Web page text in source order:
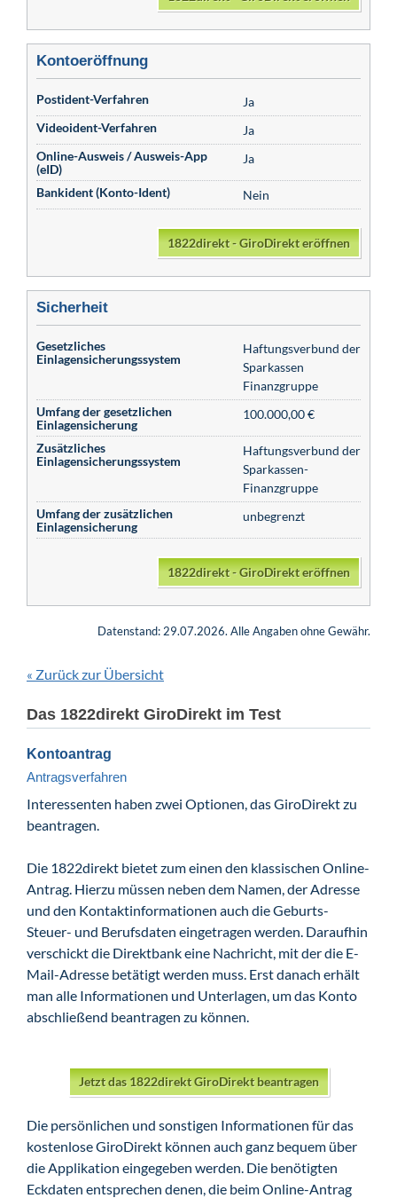
Kontoeröffnung
Postident-Verfahren
Ja
Videoident-Verfahren
Ja
Online-Ausweis / Ausweis-App
(eID)
Ja
Bankident (Konto-Ident) Nein
1822direkt - GiroDirekt eröffnen
Sicherheit
Gesetzliches
Einlagensicherungssystem
Haftungsverbund der
Sparkassen
Finanzgruppe
Umfang der gesetzlichen
Einlagensicherung
100.000,00 €
Zusätzliches
Einlagensicherungssystem
Haftungsverbund der
Sparkassen-
Finanzgruppe
Umfang der zusätzlichen
Einlagensicherung
unbegrenzt
1822direkt - GiroDirekt eröffnen
Datenstand: 29.07.2026. Alle Angaben ohne Gewähr.
« Zurück zur Übersicht
Das 1822direkt GiroDirekt im Test
Kontoantrag
Antragsverfahren
Interessenten haben zwei Optionen, das GiroDirekt zu
beantragen.
Die 1822direkt bietet zum einen den klassischen Online-
Antrag. Hierzu müssen neben dem Namen, der Adresse
und den Kontaktinformationen auch die Geburts-
Steuer- und Berufsdaten eingetragen werden. Daraufhin
verschickt die Direktbank eine Nachricht, mit der die E-
Mail-Adresse betätigt werden muss. Erst danach erhält
man alle Informationen und Unterlagen, um das Konto
abschließend beantragen zu können.
Jetzt das 1822direkt GiroDirekt beantragen
Die persönlichen und sonstigen Informationen für das
kostenlose GiroDirekt können auch ganz bequem über
die Applikation eingegeben werden. Die benötigten
Eckdaten entsprechen denen, die beim Online-Antrag